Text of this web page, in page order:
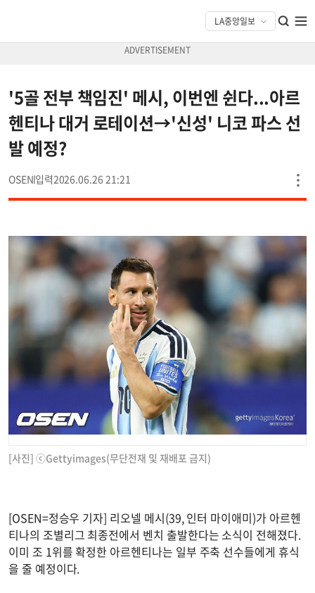
'5골 전부 책임진' 메시, 이번엔 쉰다...아르
헨티나 대거 로테이션→'신성' 니코 파스 선
발 예정?
OSEN 2026.06.26 21:21
[사진] ⓒGettyimages(무단전재 및 재배포 금지)
[OSEN=정승우 기자] 리오넬 메시(39, 인터 마이애미)가 아르헨
티나의 조별리그 최종전에서 벤치 출발한다는 소식이 전해졌다.
이미 조 1위를 확정한 아르헨티나는 일부 주축 선수들에게 휴식
을 줄 예정이다.